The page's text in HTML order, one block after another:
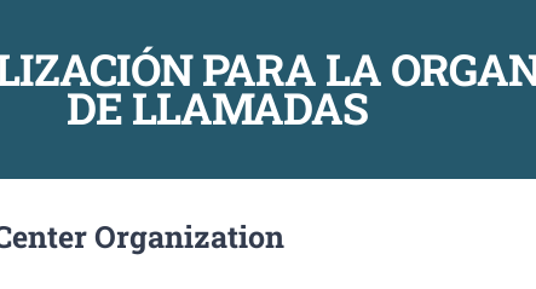
PARA LA
DE LLAMADAS
Organization